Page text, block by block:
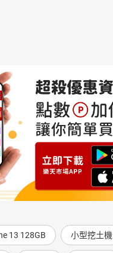
13 128GB 小型挖土機